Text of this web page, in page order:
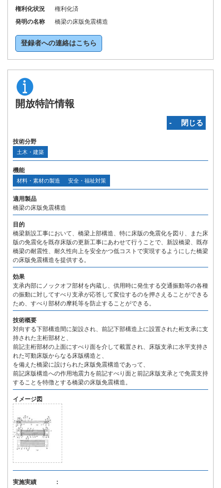
権利化状況
権利化済
発明の名称
橋梁の床版免震構造
登録者への連絡はこちら
開放特許情報
‐ 閉じる
技術分野
土木・建築
機能
材料・素材の製造 安全・福祉対策
適用製品
橋梁の床版免震構造
目的
橋梁新設工事において、橋梁上部構造、特に床版の免震化を図り、また床
版の免震化を既存床版の更新工事にあわせて行うことで、新設橋梁、既存
橋梁の耐震性、耐久性向上を安全かつ低コストで実現するようにした橋梁
の床版免震構造を提供する。
効果
支承内部にノックオフ部材を内蔵し、供用時に発生する交通振動等の各種
の振動に対してすべり支承が応答して変位するのを押さえることができる
ため、すべり部材の摩耗等を防止することができる。
技術概要
対向する下部構造間に架設され、前記下部構造上に設置された桁支承に支
持された主桁部材と、
前記主桁部材の上面にすべり面を介して載置され、床版支承に水平支持さ
れた可動床版からなる床版構造と、
を備えた橋梁に設けられた床版免震構造であって、
前記床版構造への作用地震力を前記すべり面と前記床版支承とで免震支持
することを特徴とする橋梁の床版免震構造。
イメージ図
実施実績 ：